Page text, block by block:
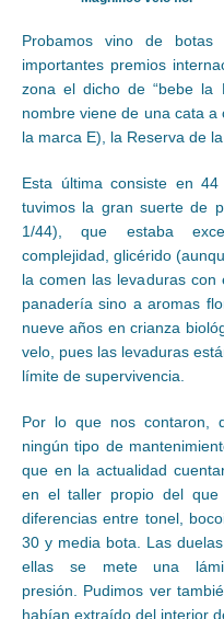
Probamos vino de
importantes premios
zona el dicho de “bebe la
nombre viene de una cata
la marca E), la Reserva de
Esta última consiste en
tuvimos la gran suerte de
1/44), que estaba
complejidad, glicérido
la comen las levaduras
panadería sino a aromas
nueve años en crianza
velo, pues las levaduras
límite de supervivencia.
Por lo que nos contaron,
ningún tipo de
que en la actualidad
en el taller propio del
diferencias entre tonel,
30 y media bota. Las
ellas se mete una
presión. Pudimos ver
habían extraído del interior